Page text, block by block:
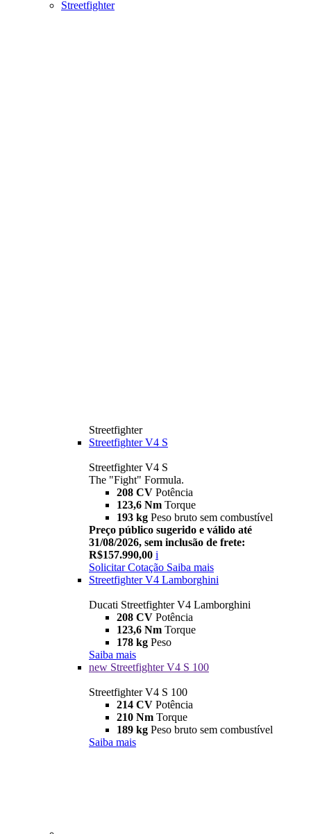
Streetfighter
Streetfighter
Streetfighter V4 S
Streetfighter V4 S
The "Fight" Formula.
208 CV Potência
123,6 Nm Torque
193 kg Peso bruto sem combustível
Preço público sugerido e válido até
31/08/2026, sem inclusão de frete:
R$157.990,00 i
Solicitar Cotação Saiba mais
Streetfighter V4 Lamborghini
Ducati Streetfighter V4 Lamborghini
208 CV Potência
123,6 Nm Torque
178 kg Peso
Saiba mais
new Streetfighter V4 S 100
Streetfighter V4 S 100
214 CV Potência
210 Nm Torque
189 kg Peso bruto sem combustível
Saiba mais